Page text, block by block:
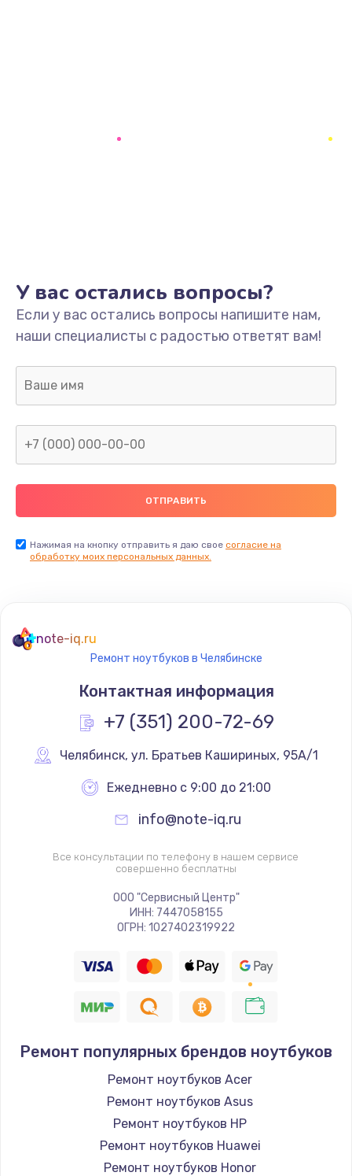
У вас остались вопросы?
Если у вас остались вопросы напишите нам,
наши специалисты с радостью ответят вам!
Нажимая на кнопку отправить я даю свое согласие на
обработку моих персональных данных.
note-iq.ru
Ремонт ноутбуков в Челябинске
Контактная информация
+7 (351) 200-72-69
Челябинск, ул. Братьев Кашириных, 95А/1
Ежедневно с 9:00 до 21:00
info@note-iq.ru
Все консультации по телефону в нашем сервисе
совершенно бесплатны
ООО "Сервисный Центр"
ИНН: 7447058155
ОГРН: 1027402319922
Ремонт популярных брендов ноутбуков
Ремонт ноутбуков Acer
Ремонт ноутбуков Asus
Ремонт ноутбуков HP
Ремонт ноутбуков Huawei
Ремонт ноутбуков Honor